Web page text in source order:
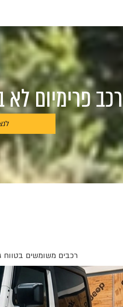
רכב פרימיום
רכבים משומשים בטווח